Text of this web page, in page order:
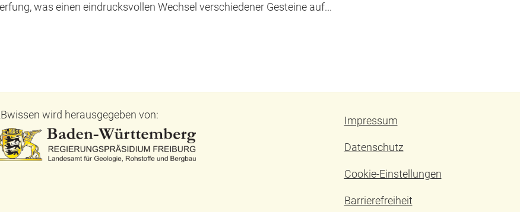
was einen eindrucksvollen Wechsel verschiedener Gesteine auf...
wird herausgegeben von: Impressum
Datenschutz
Cookie-Einstellungen
Barrierefreiheit